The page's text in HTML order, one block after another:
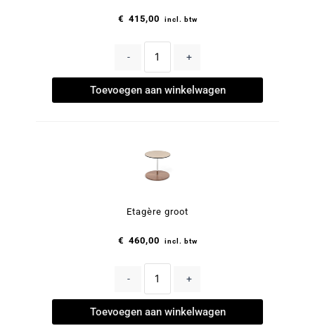
€ 415,00 incl. btw
- +
Toevoegen aan winkelwagen
Etagère groot
€ 460,00 incl. btw
- +
Toevoegen aan winkelwagen